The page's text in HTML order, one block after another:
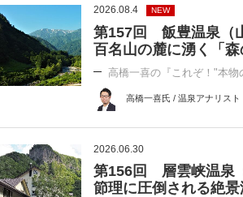
2026.08.4 NEW
第157回 飯豊温泉（
百名山の麓に湧く「森
高橋一喜の『これぞ！"本物
高橋一喜氏 / 温泉アナリスト
2026.06.30
第156回 層雲峡温泉
節理に圧倒される絶景